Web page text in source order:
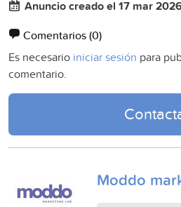
Anuncio creado el 17 mar
Comentarios(0)
Es necesario iniciar sesión para
comentario.
Moddo